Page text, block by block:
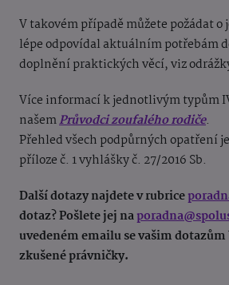
V takovém případě můžete požádat
lépe odpovídal aktuálním potřebám
doplnění praktických věcí, viz
Více informací k jednotlivým typům
našemPrůvodci zoufalého rodiče.
Přehled všech podpůrných opatření
příloze č. 1 vyhlášky č. 27/2016 Sb.
Další dotazy najdete v rubrice
dotaz? Pošlete jej na
uvedeném emailu se vašim
zkušené právničky.